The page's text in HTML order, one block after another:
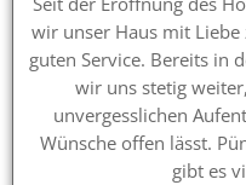
wir unser Haus mit
guten Service. Bereits in
wir uns stetig
unvergesslichen
Wünsche offen lässt.
gibt es